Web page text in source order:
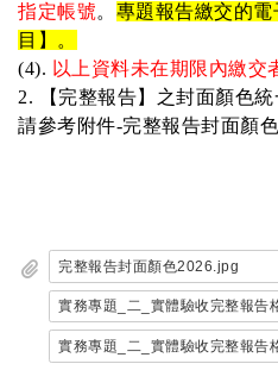
指定帳號。 專題報告繳交的
目】。
(4). 以上資料未在期限內繳交
2.
【 完整報告】 之封面顏色
請參考附件-完整報告封面顏色
完整報告封面顏色2026.jpg
實務專題_二_實體驗收完整報告
實務專題_二_實體驗收完整報告